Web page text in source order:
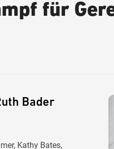
für
Bader
Kathy Bates,